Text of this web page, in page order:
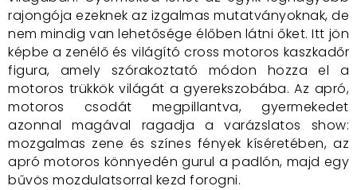
rajongója ezeknek az izgalmas mutatványoknak, de
nem mindig van lehetősége élőben látni őket. Itt jön
képbe a zenélő és világító cross motoros kaszkadőr
figura, amely szórakoztató módon hozza el a
motoros trükkök világát a gyerekszobába. Az apró,
motoros csodát megpillantva, gyermekedet
azonnal magával ragadja a varázslatos show:
mozgalmas zene és színes fények kíséretében, az
apró motoros könnyedén gurul a padlón, majd egy
bűvös mozdulatsorral kezd forogni.